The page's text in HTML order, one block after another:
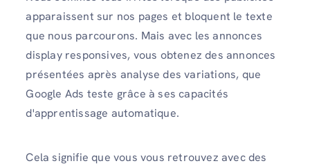
apparaissent sur nos pages et bloquent le texte
que nous parcourons. Mais avec les annonces
display responsives, vous obtenez des annonces
présentées après analyse des variations, que
Google Ads teste grâce à ses capacités
d'apprentissage automatique.
Cela signifie que vous vous retrouvez avec des